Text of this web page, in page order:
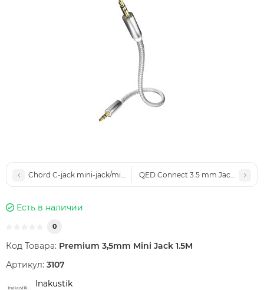
Chord C-jack mini-jack/mini-jack 1MQED Connect 3.5 mm Jack to Jack
Есть в наличии
0
Код Товара: Premium 3,5mm Mini Jack 1.5M
Артикул: 3107
Inakustik